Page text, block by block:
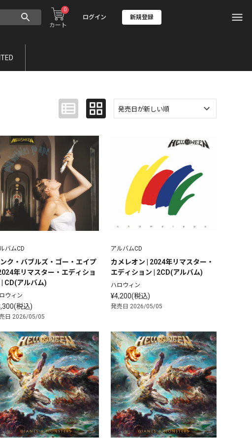
カート
0
ログイン 新規登録
バムCD
ンク・バブルズ・ゴー・エイプ
年リマスター・エディショ
| CD(アルバム)
ウィン
税込)
日 2026/05/05
アルバムCD
カメレオン | 2024年リマスター・
エディション | 2CD(アルバム)
ハロウィン
¥4,200(税込)
発売日 2026/05/05